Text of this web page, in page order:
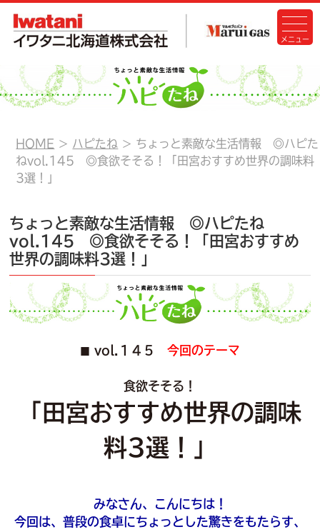
HOME ハピたね
ちょっと素敵な生活情報 ◎ハピた
ねvol.145 ◎食欲そそる！「田宮おすすめ世界の調味料
3選！」
ちょっと素敵な生活情報 ◎ハピたね
vol.145 ◎食欲そそる！「田宮おすすめ
世界の調味料3選！」
vol.１４５ 今回のテーマ
食欲そそる！
「田宮おすすめ世界の調味
料3選！」
みなさん、こんにちは！
今回は、普段の食卓にちょっとした驚きをもたらす、